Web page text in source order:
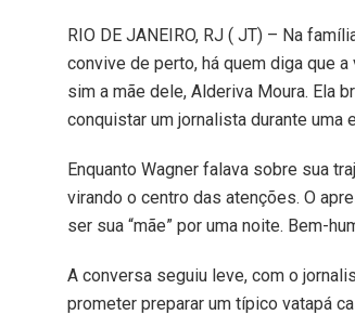
RIO DE JANEIRO, RJ ( JT) – Na
convive de perto, há quem diga que
sim a mãe dele, Alderiva Moura. Ela
conquistar um jornalista durante
Enquanto Wagner falava sobre sua
virando o centro das atenções. O
ser sua “mãe” por uma noite. Bem-
A conversa seguiu leve, com o
prometer preparar um típico vatapá